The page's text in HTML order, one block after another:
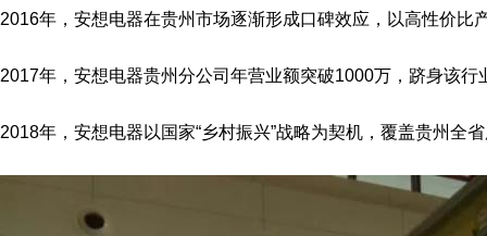
2016年，安想电器在贵州市场逐渐形成口碑效应，以高性价比
2017年，安想电器贵州分公司年营业额突破1000万，跻身该行
2018年，安想电器以国家“乡村振兴”战略为契机，覆盖贵州